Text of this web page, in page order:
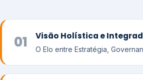
01 Visão Holística e
O Elo entre Estratégia,